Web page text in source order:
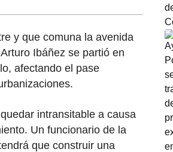
y que comuna la avenida
Ibáñez se partió en
afectando el pase
intransitable a causa
Un funcionario de la
que construir una